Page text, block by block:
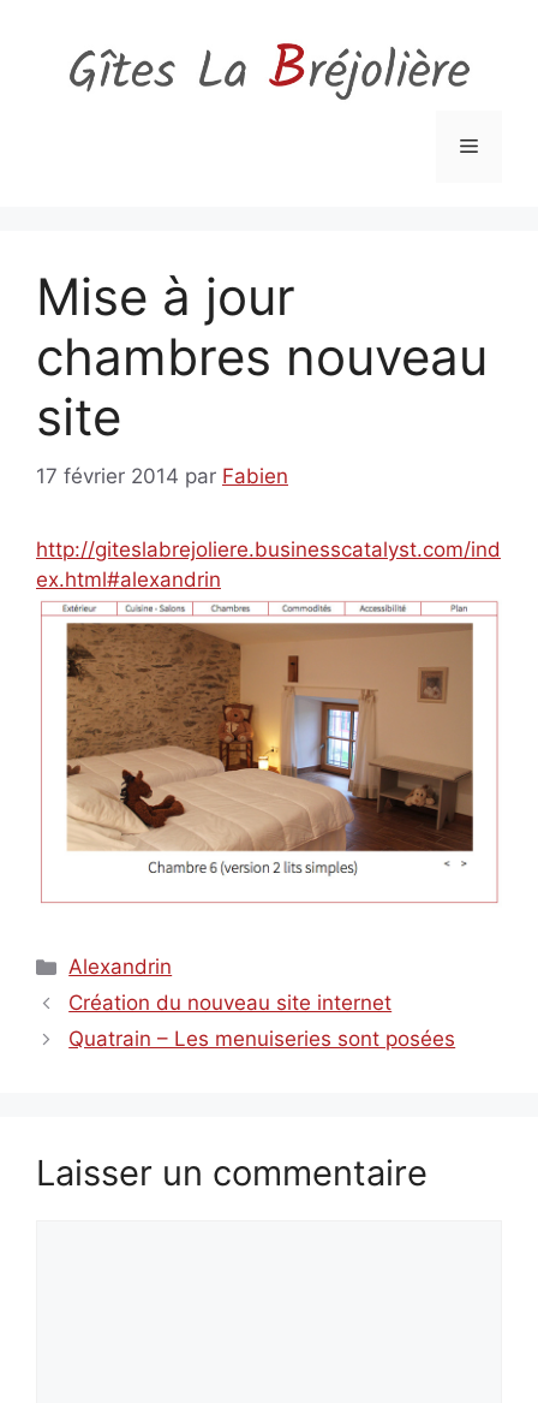
contenu
Menu
Mise à jour
chambres nouveau
site
17 février 2014 par Fabien
http://giteslabrejoliere.businesscatalyst.com/ind
ex.html#alexandrin
Catégories
Alexandrin
Création du nouveau site internet
Quatrain – Les menuiseries sont posées
Laisser un commentaire